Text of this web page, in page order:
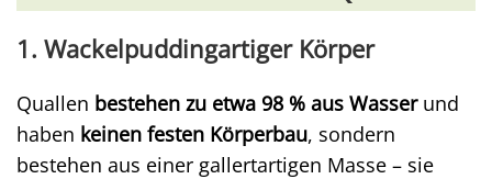
1. Wackelpuddingartiger Körper
Quallen bestehen zu etwa 98 % aus Wasserund
haben keinen festen Körperbau, sondern
bestehen aus einer gallertartigen Masse – sie